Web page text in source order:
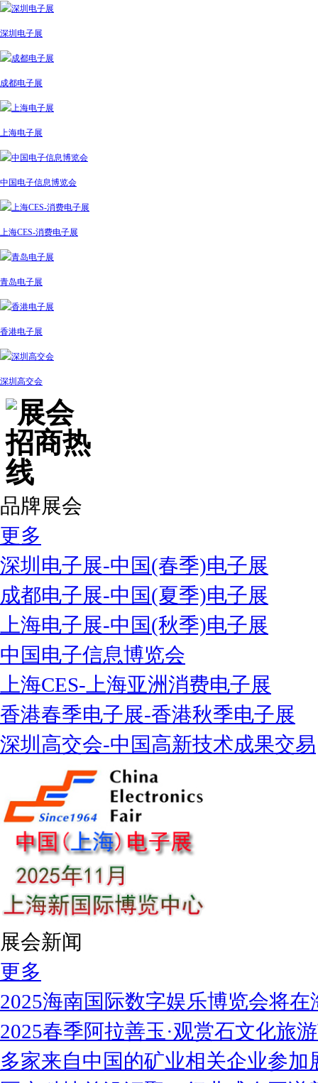
深圳电子展
成都电子展
上海电子展
中国电子信息博览会
上海CES-消费电子展
青岛电子展
香港电子展
深圳高交会
品牌展会
更多
深圳电子展-中国(春季)电子展
成都电子展-中国(夏季)电子展
上海电子展-中国(秋季)电子展
中国电子信息博览会
上海CES-上海亚洲消费电子展
香港春季电子展-香港秋季电子展
深圳高交会-中国高新技术成果交易
展会新闻
更多
2025海南国际数字娱乐博览会将在
2025春季阿拉善玉·观赏石文化旅
多家来自中国的矿业相关企业参加